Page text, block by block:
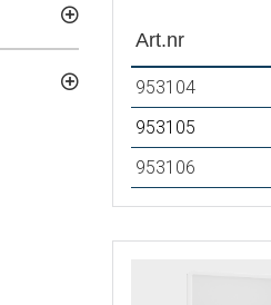
Art.nr
953104
953105
953106